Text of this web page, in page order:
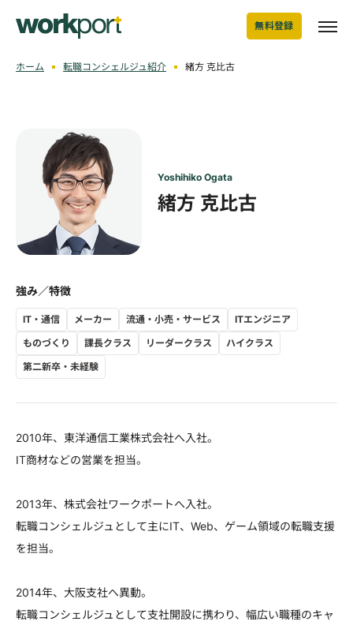
無料登録
ホーム 転職コンシェルジュ紹介 緒方 克比古
Yoshihiko Ogata
緒方 克比古
強み／特徴
IT・通信 メーカー 流通・小売・サービス
ITエンジニア
ものづくり
課長クラス リーダークラス
ハイクラス
第二新卒・未経験
2010年、東洋通信工業株式会社へ入社。
IT商材などの営業を担当。
2013年、株式会社ワークポートへ入社。
転職コンシェルジュとして主にIT、Web、ゲーム領域の転職支援
を担当。
2014年、大阪支社へ異動。
転職コンシェルジュとして支社開設に携わり、幅広い職種のキャ